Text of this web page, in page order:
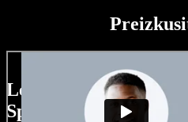
Le nekaj primerov,
Speechify Studio.